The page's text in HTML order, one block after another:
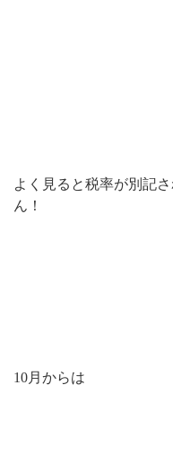
よく見ると税率が別記
ん！
10月からは